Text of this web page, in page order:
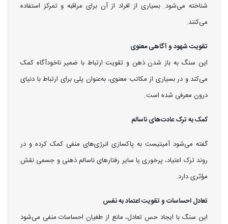
شناخته می‌شود. بسیاری از افراد از آن برای مراقبه و تمرکز استفاده
می‌کنند.
تقویت شهود و آگاهی معنوی
این سنگ به باز شدن ذهن و تقویت ارتباط با ضمیر ناخودآگاه کمک
می‌کند و در بسیاری از مکاتب معنوی، به‌عنوان پلی برای ارتباط با دنیای
درون معرفی شده است.
کمک به ترک عادت‌های ناسالم
گفته می‌شود آمیتیست به پاکسازی انرژی‌های منفی کمک کرده و در
روند ترک اعتیاد، پرخوری یا سایر رفتارهای ناسالم ذهنی و جسمی نقش
مؤثری دارد.
تعادل احساسات و تقویت اعتماد به نفس
این سنگ با ایجاد حس تعادل، مانع از طغیان احساسات منفی می‌شود